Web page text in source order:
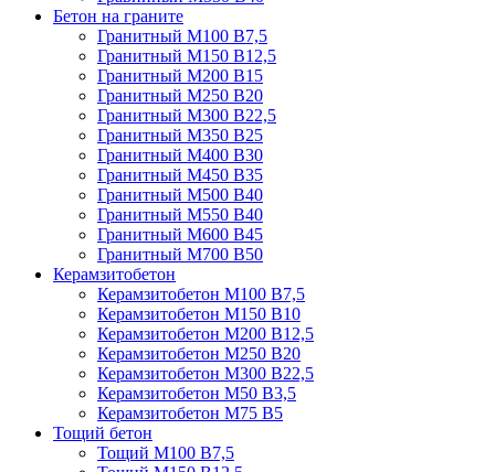
Бетон на граните
Гранитный М100 В7,5
Гранитный М150 В12,5
Гранитный М200 В15
Гранитный М250 В20
Гранитный М300 В22,5
Гранитный М350 В25
Гранитный М400 В30
Гранитный М450 В35
Гранитный М500 В40
Гранитный М550 В40
Гранитный М600 В45
Гранитный М700 В50
Керамзитобетон
Керамзитобетон М100 В7,5
Керамзитобетон М150 В10
Керамзитобетон М200 В12,5
Керамзитобетон М250 В20
Керамзитобетон М300 В22,5
Керамзитобетон М50 В3,5
Керамзитобетон М75 В5
Тощий бетон
Тощий М100 В7,5